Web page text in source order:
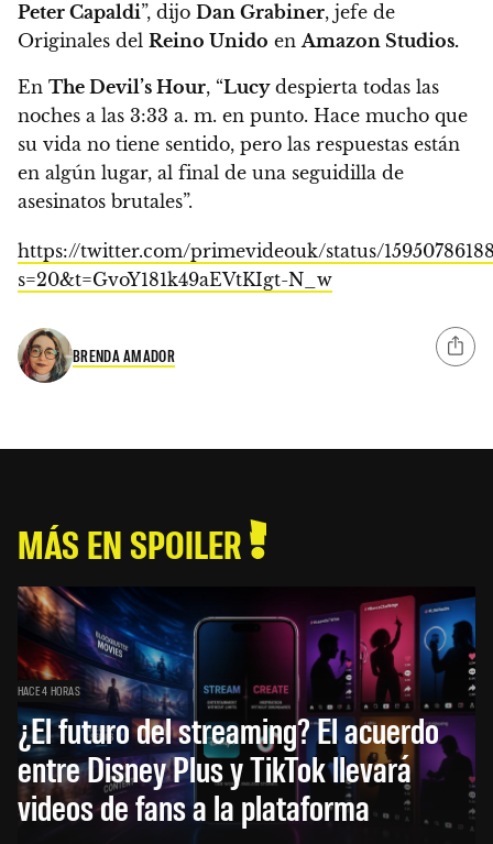
Peter Capaldi”, dijo Dan Grabiner, jefe de
Originales del Reino Unido enAmazon Studios.
En The Devil’s Hour, “Lucydespierta todas las
noches a las 3:33 a. m. en punto. Hace mucho que
su vida no tiene sentido, pero las respuestas están
en algún lugar, al final de una seguidilla de
asesinatos brutales”.
https://twitter.com/primevideouk/status/
s=20&t=GvoY181k49aEVtKIgt-N_w
BRENDA AMADOR
MÁS EN SPOILER
HACE 4 HORAS
¿El futuro del streaming? El acuerdo
entre Disney Plus y TikTok llevará
videos de fans a la plataforma